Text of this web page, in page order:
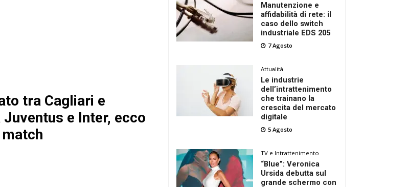
tra Cagliari e
Juventus e Inter, ecco
Manutenzione e
affidabilità di rete: il
caso dello switch
industriale EDS 205
7 Agosto
Attualità
Le industrie
dell’intrattenimento
che trainano la
crescita del mercato
digitale
5 Agosto
TV e Intrattenimento
“Blue”: Veronica
Ursida debutta sul
grande schermo con